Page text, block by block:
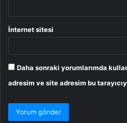
İnternet sitesi
Daha sonraki yorumlarımda
adresim ve site adresim bu